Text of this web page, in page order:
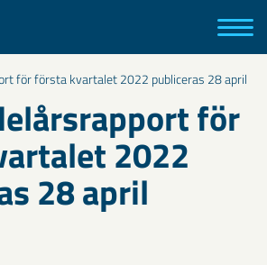
för första kvartalet 2022 publiceras 28 april
för
2022
28 april